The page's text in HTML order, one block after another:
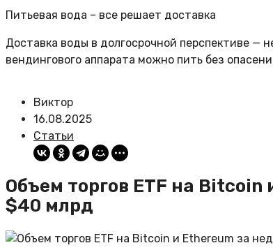
Питьевая вода – все решает доставка
Доставка воды в долгосрочной перспективе —
вендингового аппарата можно пить без
Виктор
16.08.2025
Статьи
Объем торгов ETF на
$40 млрд